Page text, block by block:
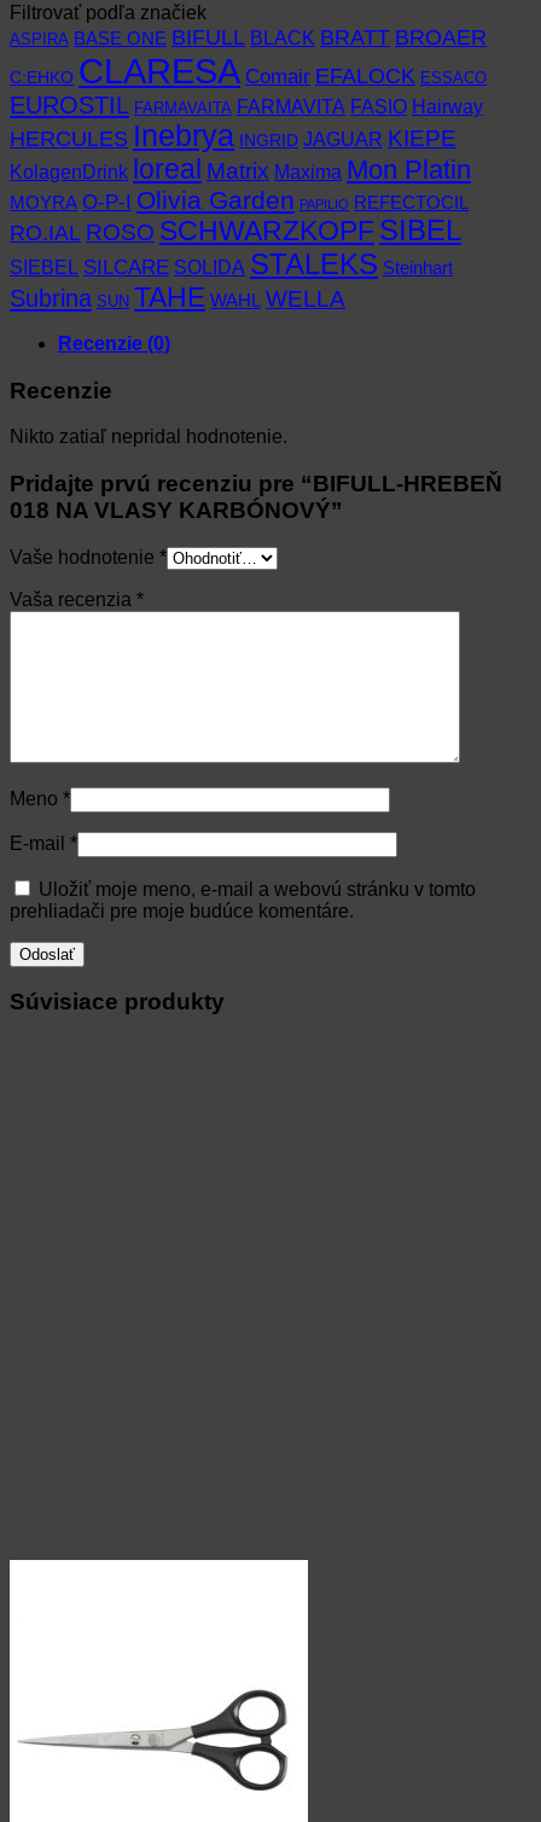
Filtrovať podľa značiek
ASPIRA BASE ONE BIFULL BLACK BRATT BROAER
C:EHKO CLARESA Comair EFALOCK ESSACO
EUROSTIL FARMAVAITA FARMAVITA FASIO Hairway
HERCULES Inebrya INGRID JAGUAR KIEPE
KolagenDrink loreal Matrix Maxima Mon Platin
MOYRA O-P-I Olivia Garden PAPILIO REFECTOCIL
RO.IAL ROSO SCHWARZKOPF SIBEL
SIEBEL SILCARE SOLIDA STALEKS Steinhart
Subrina SUN TAHE WAHL WELLA
Recenzie (0)
Recenzie
Nikto zatiaľ nepridal hodnotenie.
Pridajte prvú recenziu pre “BIFULL-HREBEŇ
018 NA VLASY KARBÓNOVÝ”
Vaše hodnotenie *
Vaša recenzia *
Meno *
E-mail *
Uložiť moje meno, e-mail a webovú stránku v tomto
prehliadači pre moje budúce komentáre.
Súvisiace produkty